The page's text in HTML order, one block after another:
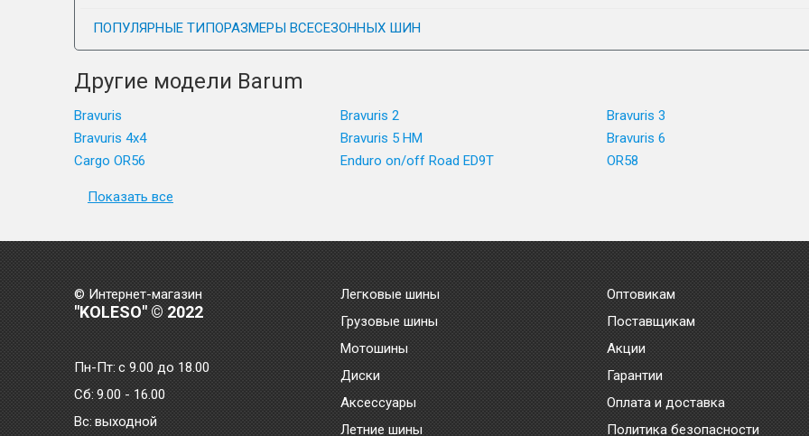
ПОПУЛЯРНЫЕ ТИПОРАЗМЕРЫ ВСЕСЕЗОННЫХ ШИН
Другие модели Barum
Bravuris Bravuris 2
Bravuris 3
Bravuris 4x4
Bravuris 5 HM
Bravuris 6
Cargo OR56
Enduro on/off Road ED9T OR58
Показать все
© Интернет-магазин
"KOLESO" © 2022
Пн-Пт:с 9.00 до 18.00
Сб: 9.00 - 16.00
Bc: выходной
Легковые шины
Грузовые шины
Мотошины
Диски
Аксессуары
Летние шины
Оптовикам
Поставщикам
Акции
Гарантии
Оплата и доставка
Политика безопасности